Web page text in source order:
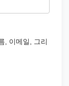
, 이메일, 그리